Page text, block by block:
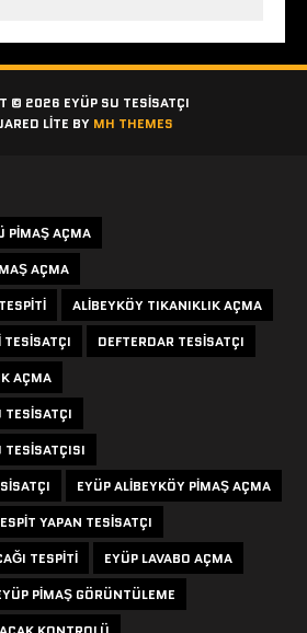
© 2026 EYÜP SU TESISATÇI
LITE BY MH THEMES
PIMAŞ AÇMA
AÇMA
ALIBEYKÖY TIKANIKLIK AÇMA
TESISATÇI
DEFTERDAR TESISATÇI
AÇMA
TESISATÇI
TESISATÇISI
EYÜP ALIBEYKÖY PIMAŞ AÇMA
YAPAN TESISATÇI
TESPITI
EYÜP LAVABO AÇMA
PIMAŞ GÖRÜNTÜLEME